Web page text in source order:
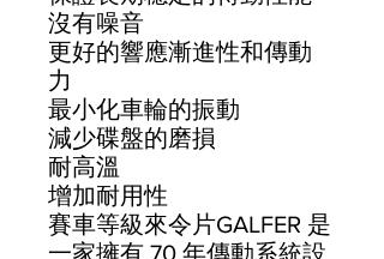
沒有噪音
更好的響應漸進性和傳動
力
最小化車輪的振動
減少碟盤的磨損
耐高溫
增加耐用性
賽車等級來令片GALFER 是
一家擁有 70 年傳動系統設